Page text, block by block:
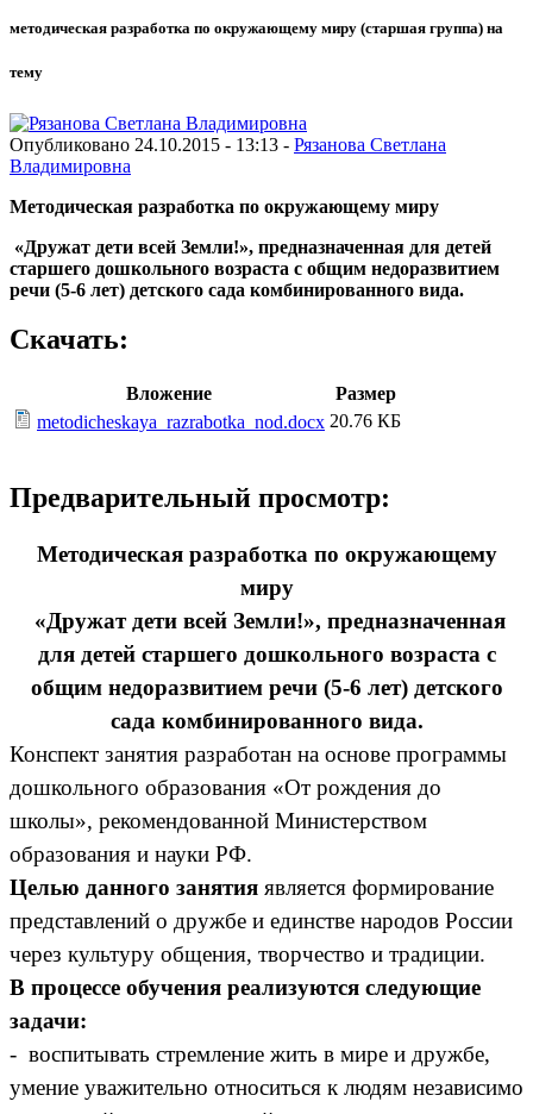
методическая разработка по окружающему миру (старшая группа) на
тему
Опубликовано 24.10.2015 - 13:13 - Рязанова Светлана
Владимировна
Методическая разработка по окружающему миру
«Дружат дети всей Земли!», предназначенная для детей
старшего дошкольного возраста с общим недоразвитием
речи (5-6 лет) детского сада комбинированного вида.
Скачать:
Вложение
Размер
metodicheskaya_razrabotka_nod.docx 20.76 КБ
Предварительный просмотр:
Методическая разработка по окружающему
миру
«Дружат дети всей Земли!», предназначенная
для детей старшего дошкольного возраста с
общим недоразвитием речи (5-6 лет) детского
сада комбинированного вида.
Конспект занятия разработан на основе программы
дошкольного образования «От рождения до
школы», рекомендованной Министерством
образования и науки РФ.
Целью данного занятия является формирование
представлений о дружбе и единстве народов России
через культуру общения, творчество и традиции.
В процессе обучения реализуются следующие
задачи:
- воспитывать стремление жить в мире и дружбе,
умение уважительно относиться к людям независимо